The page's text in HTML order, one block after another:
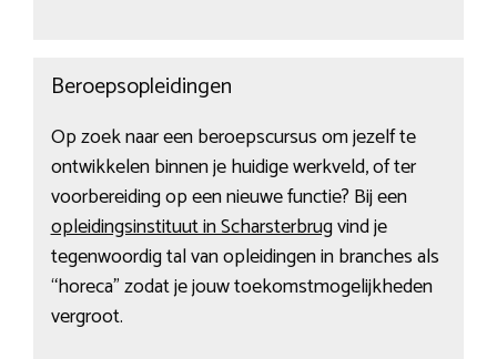
Beroepsopleidingen
Op zoek naar een beroepscursus om jezelf te
ontwikkelen binnen je huidige werkveld, of ter
voorbereiding op een nieuwe functie? Bij een
opleidingsinstituut in Scharsterbrugvind je
tegenwoordig tal van opleidingen in branches als
“horeca” zodat je jouw toekomstmogelijkheden
vergroot.